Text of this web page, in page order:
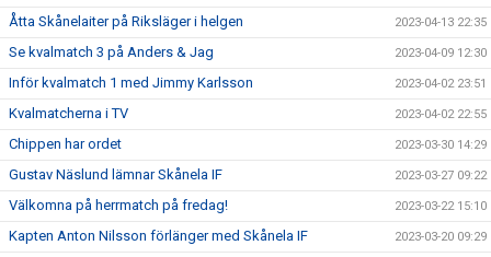
Åtta Skånelaiter på Riksläger i helgen 2023-04-13 22:35
Se kvalmatch 3 på Anders & Jag 2023-04-09 12:30
Inför kvalmatch 1 med Jimmy Karlsson 2023-04-02 23:51
Kvalmatcherna i TV 2023-04-02 22:55
Chippen har ordet 2023-03-30 14:29
Gustav Näslund lämnar Skånela IF 2023-03-27 09:22
Välkomna på herrmatch på fredag! 2023-03-22 15:10
Kapten Anton Nilsson förlänger med Skånela IF 2023-03-20 09:29